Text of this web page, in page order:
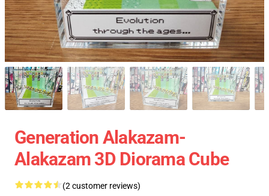
Generation Alakazam-
Alakazam 3D Diorama Cube
(2 customer reviews)